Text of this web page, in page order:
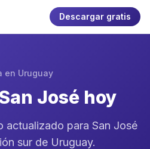
Descargar gratis
en Uruguay
José hoy
actualizado para San José
sur de Uruguay.